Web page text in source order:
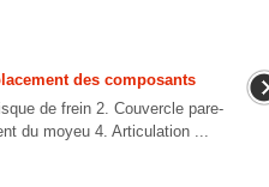
des composants
de frein 2. Couvercle pare-
du moyeu 4. Articulation ...